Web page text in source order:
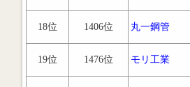
18位 1406位 丸一鋼管
19位 1476位 モリ工業